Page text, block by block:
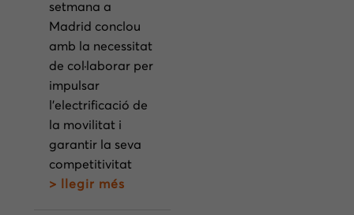
setmana a
Madrid conclou
amb la necessitat
de col·laborar per
impulsar
l’electrificació de
la movilitat i
garantir la seva
competitivitat
> llegir més